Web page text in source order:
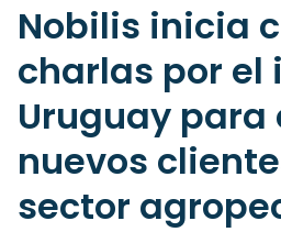
Nobilis inicia
charlas por el
Uruguay
nuevos
sector